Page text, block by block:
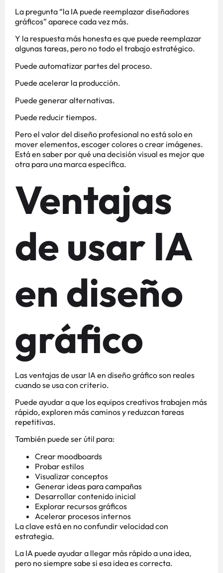
La pregunta “la IA puede reemplazar diseñadores
gráficos” aparece cada vez más.
Y la respuesta más honesta es que puede reemplazar
algunas tareas, pero no todo el trabajo estratégico.
Puede automatizar partes del proceso.
Puede acelerar la producción.
Puede generar alternativas.
Puede reducir tiempos.
Pero el valor del diseño profesional no está solo en
mover elementos, escoger colores o crear imágenes.
Está en saber por qué una decisión visual es mejor que
otra para una marca específica.
Ventajas
de usar IA
en diseño
gráfico
Las ventajas de usar IA en diseño gráfico son reales
cuando se usa con criterio.
Puede ayudar a que los equipos creativos trabajen más
rápido, exploren más caminos y reduzcan tareas
repetitivas.
También puede ser útil para:
Crear moodboards
Probar estilos
Visualizar conceptos
Generar ideas para campañas
Desarrollar contenido inicial
Explorar recursos gráficos
Acelerar procesos internos
La clave está en no confundir velocidad con
estrategia.
La IA puede ayudar a llegar más rápido a una idea,
pero no siempre sabe si esa idea es correcta.